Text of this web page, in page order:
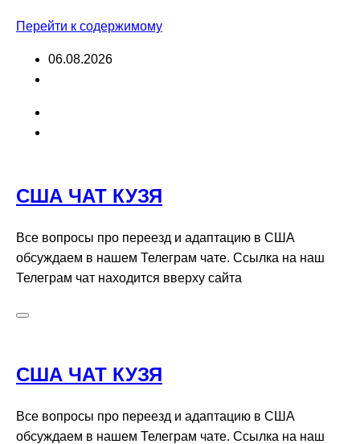
Перейти к содержимому
06.08.2026
США ЧАТ КУЗЯ
Все вопросы про переезд и адаптацию в США
обсуждаем в нашем Телеграм чате. Ссылка на наш
Телеграм чат находится вверху сайта
США ЧАТ КУЗЯ
Все вопросы про переезд и адаптацию в США
обсуждаем в нашем Телеграм чате. Ссылка на наш